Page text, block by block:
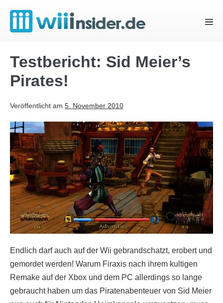
Inhalt
springen
Testbericht: Sid Meier’s
Pirates!
Veröffentlicht am 5. November 2010
Endlich darf auch auf der Wii gebrandschatzt, erobert und
gemordet werden! Warum Firaxis nach ihrem kultigen
Remake auf der Xbox und dem PC allerdings so lange
gebraucht haben um das Piratenabenteuer von Sid Meier